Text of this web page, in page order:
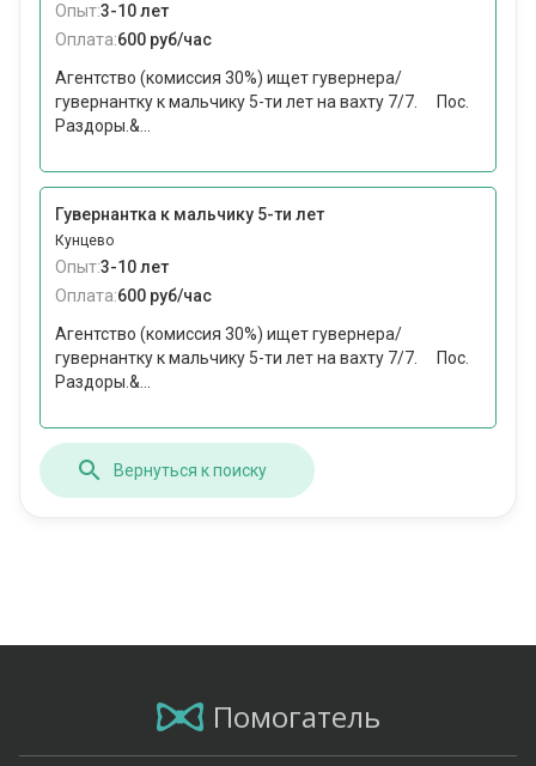
Опыт:3-10 лет
Оплата:600 руб/час
Агентство (комиссия 30%) ищет гувернера/
гувернантку к мальчику 5-ти лет на вахту 7/7. ⠀ Пос.
Раздоры.&...
Гувернантка к мальчику 5-ти лет
Кунцево
Опыт:3-10 лет
Оплата:600 руб/час
Агентство (комиссия 30%) ищет гувернера/
гувернантку к мальчику 5-ти лет на вахту 7/7. ⠀ Пос.
Раздоры.&...
Вернуться к поиску
Помогатель